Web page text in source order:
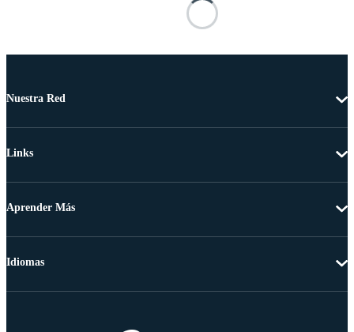
Nuestra Red
Links
Aprender Más
Idiomas